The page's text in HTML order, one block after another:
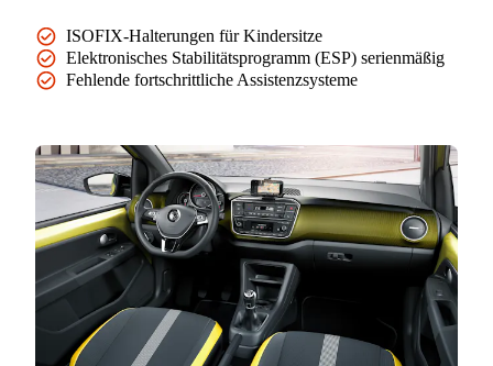
ISOFIX-Halterungen für Kindersitze
Elektronisches Stabilitätsprogramm (ESP) serienmäßig
Fehlende fortschrittliche Assistenzsysteme